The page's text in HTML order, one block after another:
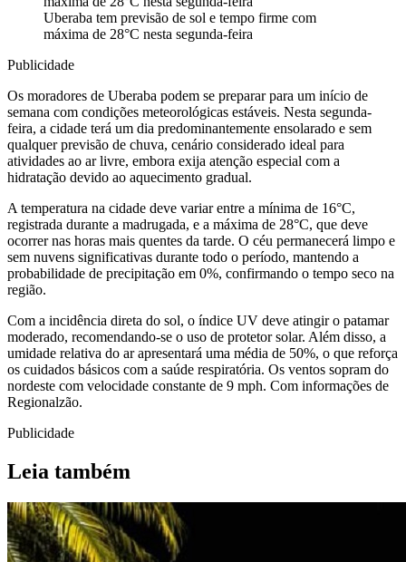
Uberaba tem previsão de sol e tempo firme com
máxima de 28°C nesta segunda-feira
Publicidade
Os moradores de Uberaba podem se preparar para um início de
semana com condições meteorológicas estáveis. Nesta segunda-
feira, a cidade terá um dia predominantemente ensolarado e sem
qualquer previsão de chuva, cenário considerado ideal para
atividades ao ar livre, embora exija atenção especial com a
hidratação devido ao aquecimento gradual.
A temperatura na cidade deve variar entre a mínima de 16°C,
registrada durante a madrugada, e a máxima de 28°C, que deve
ocorrer nas horas mais quentes da tarde. O céu permanecerá limpo e
sem nuvens significativas durante todo o período, mantendo a
probabilidade de precipitação em 0%, confirmando o tempo seco na
região.
Com a incidência direta do sol, o índice UV deve atingir o patamar
moderado, recomendando-se o uso de protetor solar. Além disso, a
umidade relativa do ar apresentará uma média de 50%, o que reforça
os cuidados básicos com a saúde respiratória. Os ventos sopram do
nordeste com velocidade constante de 9 mph. Com informações de
Regionalzão.
Publicidade
Leia também